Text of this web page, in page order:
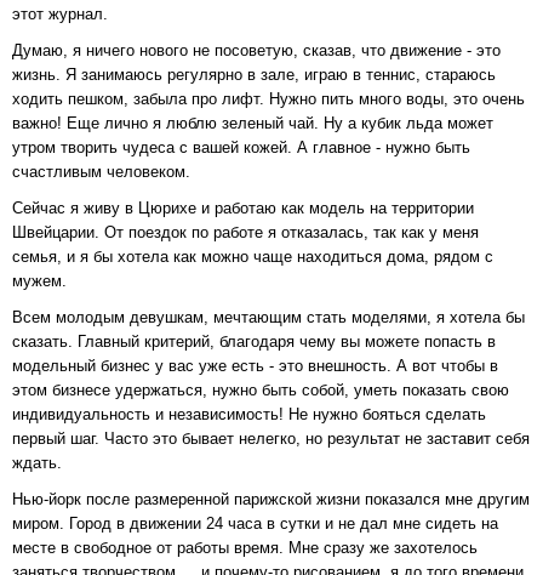
этот журнал.
Думаю, я ничего нового не посоветую, сказав, что движение - это
жизнь. Я занимаюсь регулярно в зале, играю в теннис, стараюсь
ходить пешком, забыла про лифт. Нужно пить много воды, это очень
важно! Еще лично я люблю зеленый чай. Ну а кубик льда может
утром творить чудеса с вашей кожей. А главное - нужно быть
счастливым человеком.
Сейчас я живу в Цюрихе и работаю как модель на территории
Швейцарии. От поездок по работе я отказалась, так как у меня
семья, и я бы хотела как можно чаще находиться дома, рядом с
мужем.
Всем молодым девушкам, мечтающим стать моделями, я хотела бы
сказать. Главный критерий, благодаря чему вы можете попасть в
модельный бизнес у вас уже есть - это внешность. А вот чтобы в
этом бизнесе удержаться, нужно быть собой, уметь показать свою
индивидуальность и независимость! Не нужно бояться сделать
первый шаг. Часто это бывает нелегко, но результат не заставит себя
ждать.
Нью-йорк после размеренной парижской жизни показался мне другим
миром. Город в движении 24 часа в сутки и не дал мне сидеть на
месте в свободное от работы время. Мне сразу же захотелось